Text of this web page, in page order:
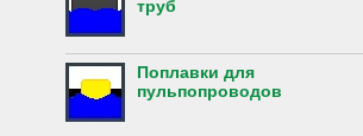
труб
Поплавки для
пульпопроводов